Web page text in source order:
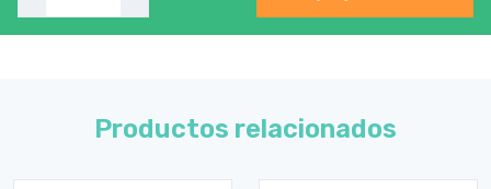
Productos relacionados